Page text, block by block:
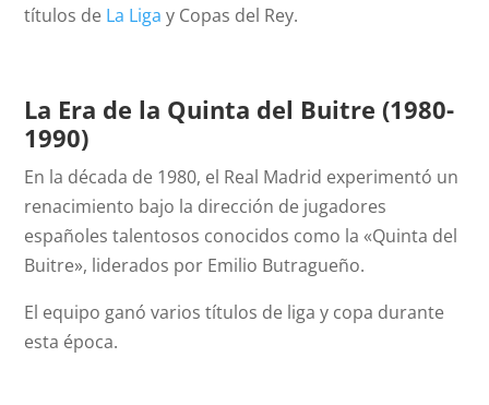
títulos de La Liga y Copas del Rey.
La Era de la Quinta del Buitre (1980-
1990)
En la década de 1980, el Real Madrid experimentó un
renacimiento bajo la dirección de jugadores
españoles talentosos conocidos como la «Quinta del
Buitre», liderados por Emilio Butragueño.
El equipo ganó varios títulos de liga y copa durante
esta época.